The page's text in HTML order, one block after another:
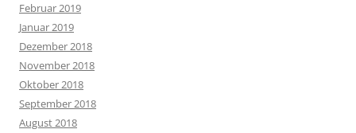
Februar 2019
Januar 2019
Dezember 2018
November 2018
Oktober 2018
September 2018
August 2018